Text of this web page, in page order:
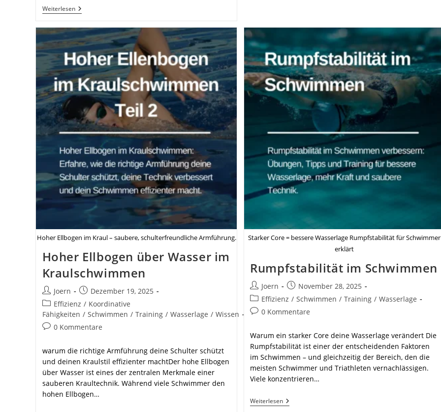
WeiterlesenFortschritte
Im
Erkennen
Hoher Ellbogen im Kraul – saubere, schulterfreundliche Armführung.
Hoher Ellbogen über Wasser im
Kraulschwimmen
Beitrags-
Autor:
Joern
Beitrag
veröffentlicht:
Dezember 19, 2025
Beitrags-
Kategorie:
Effizienz / Koordinative
Fähigkeiten / Schwimmen / Training / Wasserlage / Wissen
Beitrags-
0 Kommentare
warum die richtige Armführung deine Schulter schützt
und deinen Kraulstil effizienter machtDer hohe Ellbogen
über Wasser ist eines der zentralen Merkmale einer
sauberen Kraultechnik. Während viele Schwimmer den
hohen Ellbogen…
Starker Core = bessere Wasserlage Rumpfstabilität für Schwimmer
erklärt
Rumpfstabilität im Schwimmen
Beitrags-
Autor:
Joern
Beitrag
veröffentlicht:
November 28, 2025
Beitrags-
Kategorie:
Effizienz / Schwimmen / Training / Wasserlage
Beitrags-
0 Kommentare
Warum ein starker Core deine Wasserlage verändert Die
Rumpfstabilität ist einer der entscheidenden Faktoren
im Schwimmen – und gleichzeitig der Bereich, den die
meisten Schwimmer und Triathleten vernachlässigen.
Viele konzentrieren…
WeiterlesenRumpfstabilität
Im